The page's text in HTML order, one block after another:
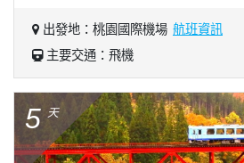
出發地：桃園國際機場 航班資訊
主要交通：飛機
5 天